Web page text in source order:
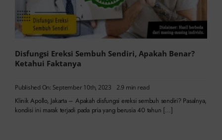
Disfungsi Ereksi Sembuh Sendiri, Apakah Benar?
Ketahui Faktanya
Published On: September 10th, 2023 2.9 min read
Klinik Apollo, Jakarta – Apakah disfungsi ereksi sembuh sendiri? Pasalnya,
kondisi ini marak terjadi pada pria yang berusia 40 tahun […]